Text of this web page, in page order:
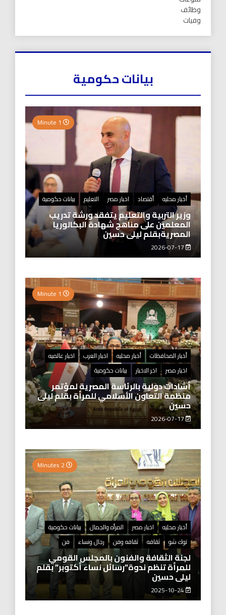
وظائف
وفيات
بيانات حكومية
أخبار محليه أقتصاد اخبار مصر التعليم بيانات حكومية
وزير التربية والتعليم يتفقد ورشة تدريب
المعلمين على مناهج شهادة البكالوريا
المصريةبقلم ليلى حسين
2026-07-17
أخبار المحافظات أخبار محليه اخبار العرب
اخبار عالميه
اخبار مصر
اخر الاخبار بيانات حكومية
أشادات دولية بالرئاسة المصرية لمؤتمر
منظمة التعاون الأسلامي للمرأة بقلم ليلى
حسين
2026-07-17
أخبار محليه اخبار مصر المرأه والجمال
بيانات حكومية
توك شو
ثقافه ثقافه وفن رجال ونساء فن
لجنة الثقافة والفنون بالمجلس القومي
للمرأة تنظم ندوة”رسائل نساء أكتوبر” بقلم
ليلى حسين